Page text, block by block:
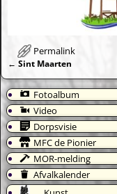
Permalink
Bericht navigatie
← Sint Maarten
Fotoalbum
Video
Dorpsvisie
MFC de Pionier
MOR-melding
Afvalkalender